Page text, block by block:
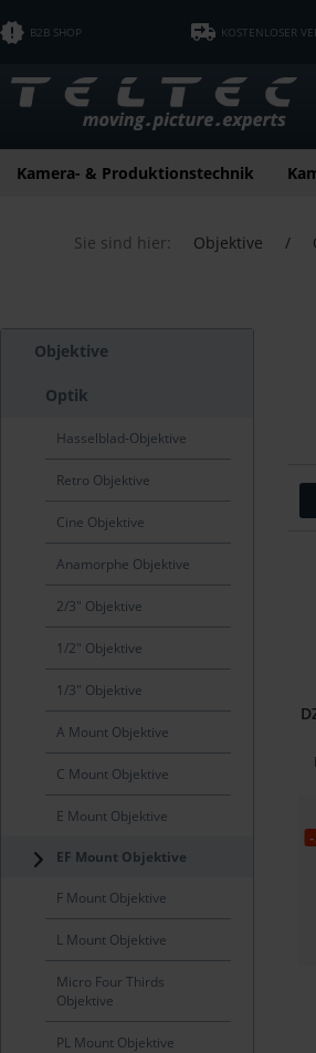
B2B SHOP KOSTENLOSER
Kamera- & Produktionstechnik
Sie sind hier: Objektive /
Objektive
Optik
Hasselblad-Objektive
Retro Objektive
Cine Objektive
Anamorphe Objektive
2/3" Objektive
1/2" Objektive
1/3" Objektive
A Mount Objektive
C Mount Objektive
E Mount Objektive
EF Mount Objektive
F Mount Objektive
L Mount Objektive
Micro Four Thirds
Objektive
PL Mount Objektive